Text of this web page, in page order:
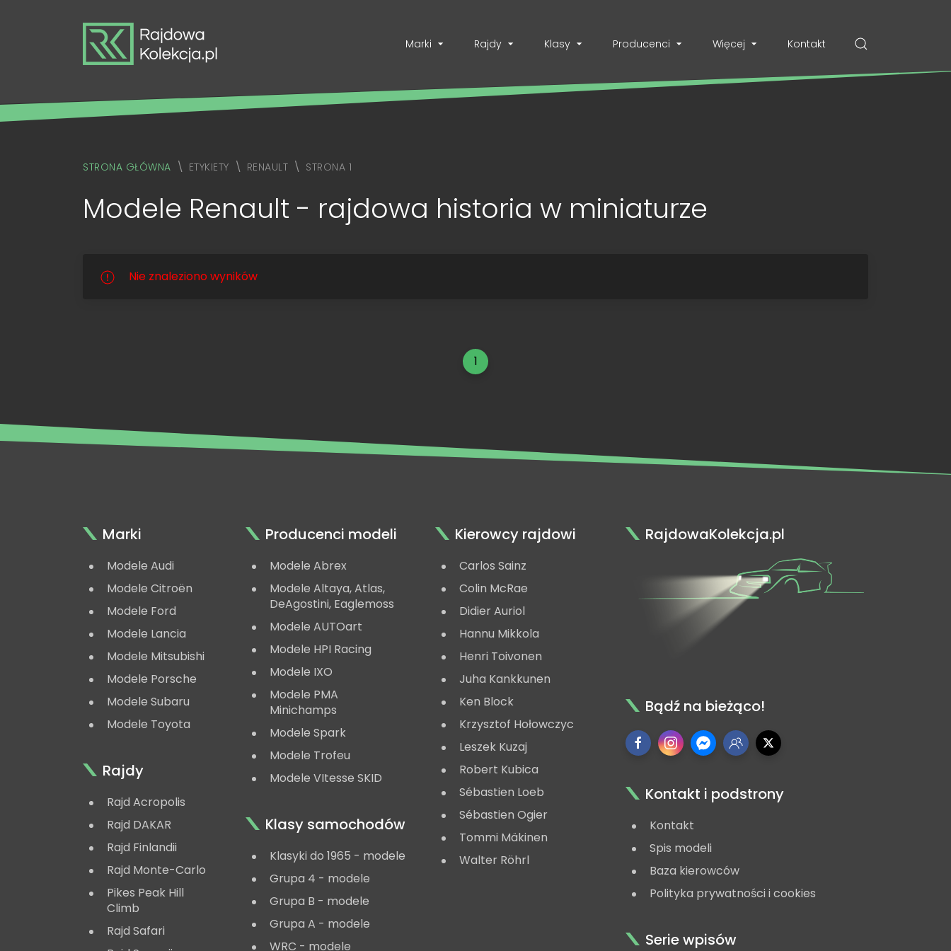
Marki Rajdy Klasy Producenci Więcej Kontakt
STRONA GŁÓWNA ETYKIETY RENAULT STRONA 1
Modele Renault - rajdowa historia w miniaturze
Nie znaleziono wyników
1
Marki
Modele Audi
Modele Citroën
Modele Ford
Modele Lancia
Modele Mitsubishi
Modele Porsche
Modele Subaru
Modele Toyota
Rajdy
Rajd Acropolis
Rajd DAKAR
Rajd Finlandii
Rajd Monte-Carlo
Pikes Peak Hill
Climb
Rajd Safari
Producenci modeli
Modele Abrex
Modele Altaya, Atlas,
DeAgostini, Eaglemoss
Modele AUTOart
Modele HPI Racing
Modele IXO
Modele PMA
Minichamps
Modele Spark
Modele Trofeu
Modele VItesse SKID
Klasy samochodów
Klasyki do 1965 - modele
Grupa 4 - modele
Grupa B - modele
Grupa A - modele
WRC - modele
Kierowcy rajdowi
Carlos Sainz
Colin McRae
Didier Auriol
Hannu Mikkola
Henri Toivonen
Juha Kankkunen
Ken Block
Krzysztof Hołowczyc
Leszek Kuzaj
Robert Kubica
Sébastien Loeb
Sébastien Ogier
Tommi Mäkinen
Walter Röhrl
RajdowaKolekcja.pl
Bądź na bieżąco!
Kontakt i podstrony
Kontakt
Spis modeli
Baza kierowców
Polityka prywatności i cookies
Serie wpisów